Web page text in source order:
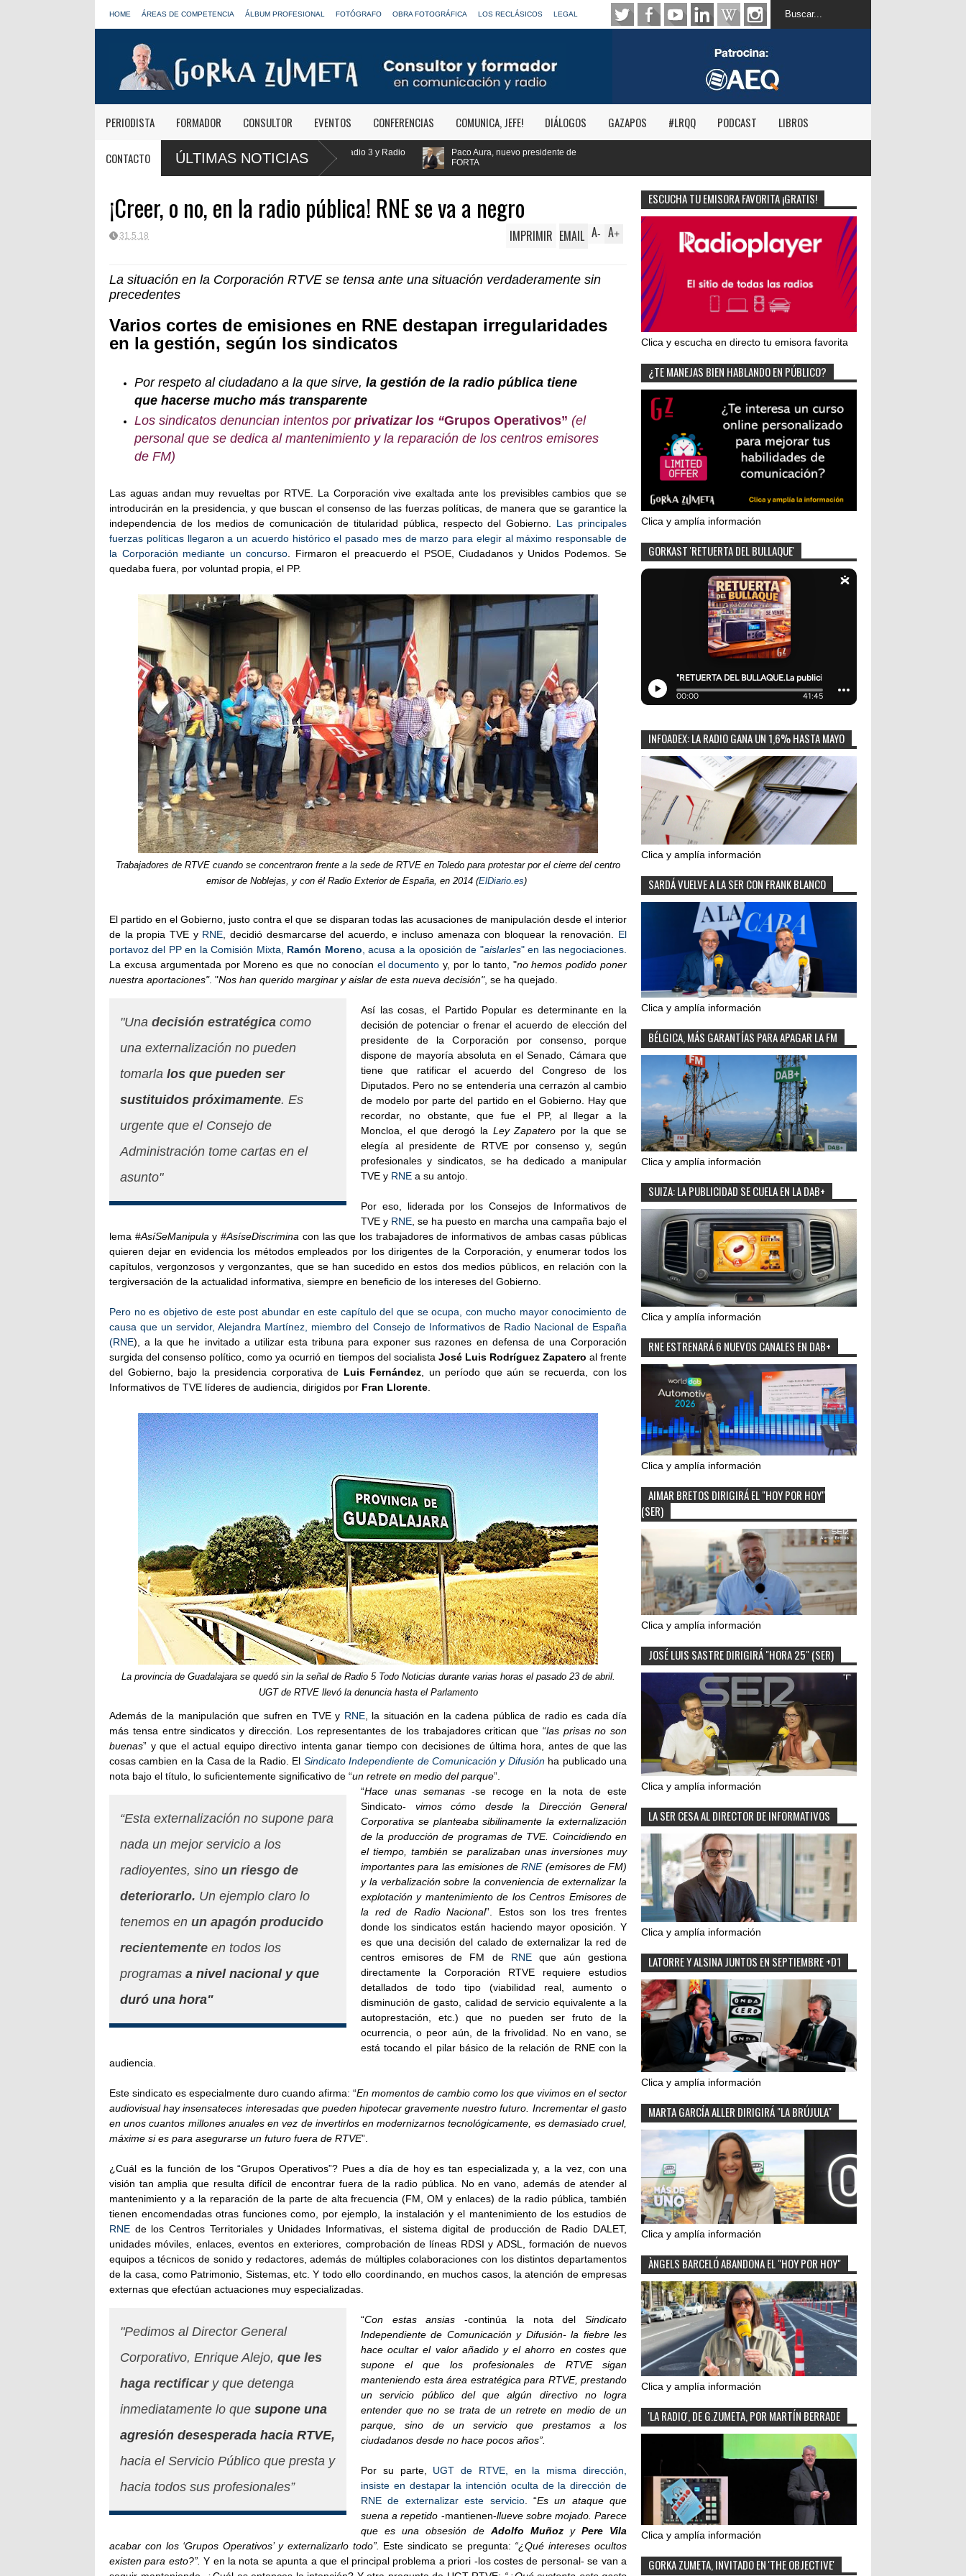
HOME ÁREAS DE COMPETENCIA ÁLBUM PROFESIONAL FOTÓGRAFO OBRA FOTOGRÁFICA LOS RECLÁSICOS LEGAL
PERIODISTA FORMADOR CONSULTOR EVENTOS CONFERENCIAS COMUNICA, JEFE! DIÁLOGOS GAZAPOS #LRQQ PODCAST LIBROS
CONTACTO ÚLTIMAS NOTICIAS
digital de RNE y blinda el futuro de Radio 3 y Radio
Paco Aura, nuevo presidente de
FORTA
¡Creer, o no, en la radio pública! RNE se va a negro
31.5.18 A+
A-
IMPRIMIR EMAIL
La situación en la Corporación RTVE se tensa ante una situación verdaderamente sin
precedentes
Varios cortes de emisiones en RNE destapan irregularidades
en la gestión, según los sindicatos
Por respeto al ciudadano a la que sirve, la gestión de la radio pública tiene
que hacerse mucho más transparente
Los sindicatos denuncian intentos por privatizar los “Grupos Operativos” (el
personal que se dedica al mantenimiento y la reparación de los centros emisores
de FM)
Las aguas andan muy revueltas por RTVE. La Corporación vive exaltada ante los previsibles cambios que se
introducirán en la presidencia, y que buscan el consenso de las fuerzas políticas, de manera que se garantice la
independencia de los medios de comunicación de titularidad pública, respecto del Gobierno. Las principales
fuerzas políticas llegaron a un acuerdo histórico el pasado mes de marzo para elegir al máximo responsable de
la Corporación mediante un concurso . Firmaron el preacuerdo el PSOE, Ciudadanos y Unidos Podemos. Se
quedaba fuera, por voluntad propia, el PP.
Trabajadores de RTVE cuando se concentraron frente a la sede de RTVE en Toledo para protestar por el cierre del centro
emisor de Noblejas, y con él Radio Exterior de España, en 2014 (ElDiario.es)
El partido en el Gobierno, justo contra el que se disparan todas las acusaciones de manipulación desde el interior
de la propia TVE y RNE , decidió desmarcarse del acuerdo, e incluso amenaza con bloquear la renovación. El
portavoz del PP en la Comisión Mixta, Ramón Moreno , acusa a la oposición de "aislarles" en las negociaciones.
La excusa argumentada por Moreno es que no conocían el documento y, por lo tanto, "no hemos podido poner
nuestra aportaciones". "Nos han querido marginar y aislar de esta nueva decisión", se ha quejado.
"Una decisión estratégica como
una externalización no pueden
tomarla los que pueden ser
sustituidos próximamente. Es
urgente que el Consejo de
Administración tome cartas en el
asunto"
Así las cosas, el Partido Popular es determinante en la
decisión de potenciar o frenar el acuerdo de elección del
presidente de la Corporación por consenso, porque
dispone de mayoría absoluta en el Senado, Cámara que
tiene que ratificar el acuerdo del Congreso de los
Diputados. Pero no se entendería una cerrazón al cambio
de modelo por parte del partido en el Gobierno. Hay que
recordar, no obstante, que fue el PP, al llegar a la
Moncloa, el que derogó la Ley Zapatero por la que se
elegía al presidente de RTVE por consenso y, según
profesionales y sindicatos, se ha dedicado a manipular
TVE y RNE a su antojo.
Por eso, liderada por los Consejos de Informativos de
TVE y RNE , se ha puesto en marcha una campaña bajo el
lema #AsíSeManipulay #AsíseDiscrimina con las que los trabajadores de informativos de ambas casas públicas
quieren dejar en evidencia los métodos empleados por los dirigentes de la Corporación, y enumerar todos los
capítulos, vergonzosos y vergonzantes, que se han sucedido en estos dos medios públicos, en relación con la
tergiversación de la actualidad informativa, siempre en beneficio de los intereses del Gobierno.
Pero no es objetivo de este post abundar en este capítulo del que se ocupa, con mucho mayor conocimiento de
causa que un servidor, Alejandra Martínez, miembro del Consejo de Informativosde Radio Nacional de España
(RNE), a la que he invitado a utilizar esta tribuna para exponer sus razones en defensa de una Corporación
surgida del consenso político, como ya ocurrió en tiempos del socialista José Luis Rodríguez Zapatero al frente
del Gobierno, bajo la presidencia corporativa de Luis Fernández , un período que aún se recuerda, con los
Informativos de TVE líderes de audiencia, dirigidos por Fran Llorente
La provincia de Guadalajara se quedó sin la señal de Radio 5 Todo Noticias durante varias horas el pasado 23 de abril.
UGT de RTVE llevó la denuncia hasta el Parlamento
Además de la manipulación que sufren en TVE y RNE, la situación en la cadena pública de radio es cada día
más tensa entre sindicatos y dirección. Los representantes de los trabajadores critican que “las prisas no son
buenas” y que el actual equipo directivo intenta ganar tiempo con decisiones de última hora, antes de que las
cosas cambien en la Casa de la Radio. El Sindicato Independiente de Comunicación y Difusión ha publicado una
nota bajo el título, lo suficientemente significativo de “un retrete en medio del parque”.
“Esta externalización no supone para
nada un mejor servicio a los
radioyentes, sino un riesgo de
deteriorarlo. Un ejemplo claro lo
tenemos en un apagón producido
recientemente en todos los
programas a nivel nacional y que
duró una hora"
“Hace unas semanas -se recoge en la nota de este
Sindicato- vimos cómo desde la Dirección General
Corporativa se planteaba sibilinamente la externalización
de la producción de programas de TVE. Coincidiendo en
el tiempo, también se paralizaban unas inversiones muy
importantes para las emisiones deRNE(emisores de FM)
y la verbalización sobre la conveniencia de externalizar la
explotación y mantenimiento de los Centros Emisores de
la red de Radio Nacional”. Estos son los tres frentes
donde los sindicatos están haciendo mayor oposición. Y
es que una decisión del calado de externalizar la red de
centros emisores de FM de RNE que aún gestiona
directamente la Corporación RTVE requiere estudios
detallados de todo tipo (viabilidad real, aumento o
disminución de gasto, calidad de servicio equivalente a la
autoprestación, etc.) que no pueden ser fruto de la
ocurrencia, o peor aún, de la frivolidad. No en vano, se
está tocando el pilar básico de la relación de RNE con la
audiencia.
Este sindicato es especialmente duro cuando afirma: “En momentos de cambio como los que vivimos en el sector
audiovisual hay insensateces interesadas que pueden hipotecar gravemente nuestro futuro. Incrementar el gasto
en unos cuantos millones anuales en vez de invertirlos en modernizarnos tecnológicamente, es demasiado cruel,
máxime si es para asegurarse un futuro fuera de RTVE”.
¿Cuál es la función de los “Grupos Operativos”? Pues a día de hoy es tan especializada y, a la vez, con una
visión tan amplia que resulta difícil de encontrar fuera de la radio pública. No en vano, además de atender al
mantenimiento y a la reparación de la parte de alta frecuencia (FM, OM y enlaces) de la radio pública, también
tienen encomendadas otras funciones como, por ejemplo, la instalación y el mantenimiento de los estudios de
RNE de los Centros Territoriales y Unidades Informativas, el sistema digital de producción de Radio DALET,
unidades móviles, enlaces, eventos en exteriores, comprobación de líneas RDSI y ADSL, formación de nuevos
equipos a técnicos de sonido y redactores, además de múltiples colaboraciones con los distintos departamentos
de la casa, como Patrimonio, Sistemas, etc. Y todo ello coordinando, en muchos casos, la atención de empresas
externas que efectúan actuaciones muy especializadas
"Pedimos al Director General
Corporativo, Enrique Alejo, que les
haga rectificary que detenga
inmediatamente lo que supone una
agresión desesperada hacia RTVE,
hacia el Servicio Público que presta y
hacia todos sus profesionales”
“Con estas ansias -continúa la nota delSindicato
Independiente de Comunicación y Difusión- la fiebre les
hace ocultar el valor añadido y el ahorro en costes que
supone el que los profesionales de RTVE sigan
manteniendo esta área estratégica para RTVE, prestando
un servicio público del que algún directivo no logra
entender que no se trata de un retrete en medio de un
parque, sino de un servicio que prestamos a los
ciudadanos desde no hace pocos años”.
Por su parte, UGT de RTVE, en la misma dirección,
insiste en destapar la intención oculta de la dirección de
RNE de externalizar este servicio. “Es un ataque que
suena a repetido -mantienen-llueve sobre mojado. Parece
que es una obsesión de Adolfo Muñoz y Pere Vila
acabar con los ‘Grupos Operativos’ y externalizarlo todo”.
Este sindicato se pregunta: “¿Qué intereses ocultos
existen para esto?”.Y en la nota se apunta a que el principal problema a priori -los costes de personal- se van a
ESCUCHA TU EMISORA FAVORITA ¡GRATIS!
Clica y escucha en directo tu emisora favorita
¿TE MANEJAS BIEN HABLANDO EN PÚBLICO?
Clica y amplía información
GORKAST 'RETUERTA DEL BULLAQUE'
INFOADEX: LA RADIO GANA UN 1,6% HASTA MAYO
Clica y amplía información
SARDÁ VUELVE A LA SER CON FRANK BLANCO
Clica y amplía información
BÉLGICA, MÁS GARANTÍAS PARA APAGAR LA FM
Clica y amplía información
SUIZA: LA PUBLICIDAD SE CUELA EN LA DAB+
Clica y amplía información
RNE ESTRENARÁ 6 NUEVOS CANALES EN DAB+
Clica y amplía información
AIMAR BRETOS DIRIGIRÁ EL "HOY POR HOY"
(SER)
Clica y amplía información
JOSÉ LUIS SASTRE DIRIGIRÁ "HORA 25" (SER)
Clica y amplía información
LA SER CESA AL DIRECTOR DE INFORMATIVOS
Clica y amplía información
LATORRE Y ALSINA JUNTOS EN SEPTIEMBRE +D1
Clica y amplía información
MARTA GARCÍA ALLER DIRIGIRÁ "LA BRÚJULA"
Clica y amplía información
ÀNGELS BARCELÓ ABANDONA EL "HOY POR HOY"
Clica y amplía información
'LA RADIO', DE G.ZUMETA, POR MARTÍN BERRADE
Clica y amplía información
GORKA ZUMETA, INVITADO EN 'THE OBJECTIVE'